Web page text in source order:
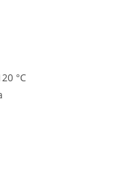
°C